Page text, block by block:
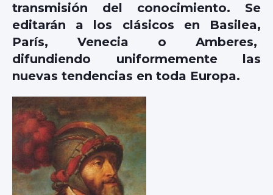
transmisión del conocimiento. Se
editarán a los clásicos en Basilea,
París, Venecia o Amberes,
difundiendo uniformemente las
nuevas tendencias en toda Europa.